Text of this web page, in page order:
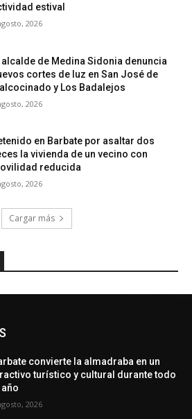
estival
2026
alcalde de Medina Sidonia denuncia
cortes de luz en San José de
y Los Badalejos
2026
en Barbate por asaltar dos
la vivienda de un vecino con
reducida
2026
Cargar más
convierte la almadraba en un
turístico y cultural durante todo
año
2026